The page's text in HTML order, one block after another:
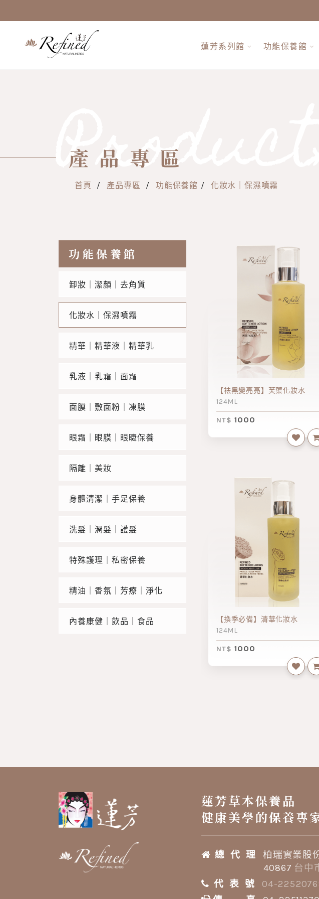
蓮芳系列館 功能保養館
Products
產品專區
首頁 / 產品專區 / 功能保養館 / 化妝水｜保濕噴霧
功能保養館
卸妝｜潔顏｜去角質
化妝水｜保濕噴霧
精華｜精華液｜精華乳
乳液｜乳霜｜面霜
面膜｜敷面粉｜凍膜
眼霜｜眼膜｜眼睫保養
隔離｜美妝
身體清潔｜手足保養
洗髮｜潤髮｜護髮
特殊護理｜私密保養
精油｜香氛｜芳療｜淨化
內養康健｜飲品｜食品
【祛黑變亮亮】芙蕖化妝水
124ML
NT$ 1000
【換季必備】清華化妝水
124ML
NT$ 1000
蓮芳草本保養品
健康美學的保養專
總 代 理
柏瑞實業股
40867 台中
代 表 號
04-